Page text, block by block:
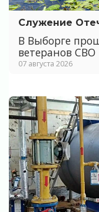
Служение
В Выборге
ветеранов СВО
07 августа 2026